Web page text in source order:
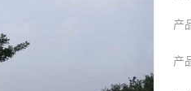
产
产